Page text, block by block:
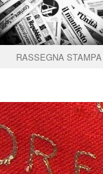
RASSEGNA STAMPA